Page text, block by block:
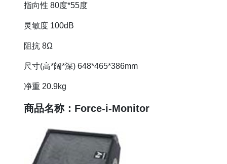
指向性 80度*55度
灵敏度 100dB
阻抗 8Ω
尺寸(高*阔*深) 648*465*386mm
净重 20.9kg
商品名称：Force-i-Monitor